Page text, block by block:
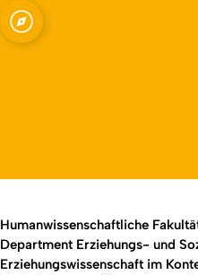
und Bildung
Open quicklink menu
Humanwissenschaftliche
Department Erziehungs- und
Erziehungswissenschaft im